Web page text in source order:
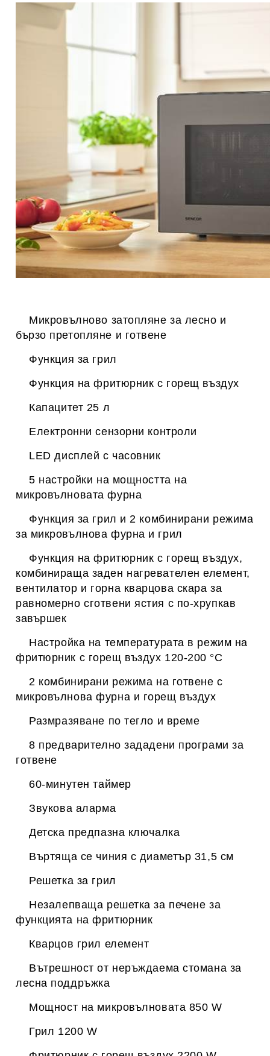
Микровълново затопляне за лесно и
бързо претопляне и готвене
Функция за грил
Функция на фритюрник с горещ въздух
Капацитет 25 л
Електронни сензорни контроли
LED дисплей с часовник
5 настройки на мощността на
микровълновата фурна
Функция за грил и 2 комбинирани режима
за микровълнова фурна и грил
Функция на фритюрник с горещ въздух,
комбинираща заден нагревателен елемент,
вентилатор и горна кварцова скара за
равномерно сготвени ястия с по-хрупкав
завършек
Настройка на температурата в режим на
фритюрник с горещ въздух 120-200 °C
2 комбинирани режима на готвене с
микровълнова фурна и горещ въздух
Размразяване по тегло и време
8 предварително зададени програми за
готвене
60-минутен таймер
Звукова аларма
Детска предпазна ключалка
Въртяща се чиния с диаметър 31,5 см
Решетка за грил
Незалепваща решетка за печене за
функцията на фритюрник
Кварцов грил елемент
Вътрешност от неръждаема стомана за
лесна поддръжка
Мощност на микровълновата 850 W
Грил 1200 W